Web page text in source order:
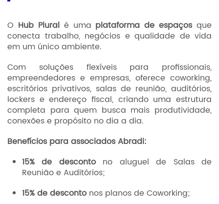
O Hub Pluralé uma plataforma de espaços que
conecta trabalho, negócios e qualidade de vida
em um único ambiente.
Com soluções flexíveis para profissionais,
empreendedores e empresas, oferece coworking,
escritórios privativos, salas de reunião, auditórios,
lockers e endereço fiscal, criando uma estrutura
completa para quem busca mais produtividade,
conexões e propósito no dia a dia.
Benefícios para associados Abradi:
15% de descontono aluguel de Salas de
Reunião e Auditórios;
15% de desconto nos planos de Coworking;